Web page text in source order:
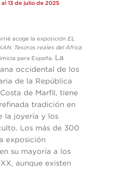
al 13 de julio de 2025
acoge la exposición EL
Tesoros reales del África
para España.
La
occidental de los
de la República
de Marfil, tiene
tradición en
la joyería y los
Los más de 300
exposición
su mayoría a los
aunque existen